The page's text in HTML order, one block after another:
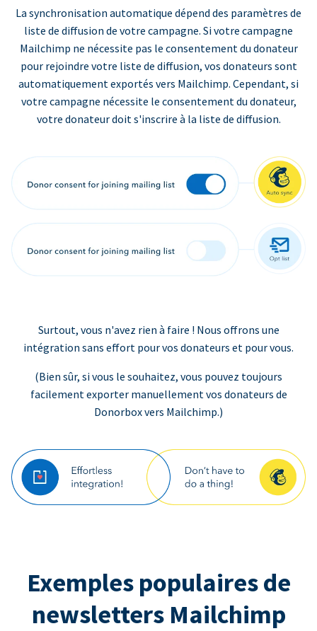
La synchronisation automatique dépend des paramètres de
liste de diffusion de votre campagne. Si votre campagne
Mailchimp ne nécessite pas le consentement du donateur
pour rejoindre votre liste de diffusion, vos donateurs sont
automatiquement exportés vers Mailchimp. Cependant, si
votre campagne nécessite le consentement du donateur,
votre donateur doit s'inscrire à la liste de diffusion.
Surtout, vous n'avez rien à faire ! Nous offrons une
intégration sans effort pour vos donateurs et pour vous.
(Bien sûr, si vous le souhaitez, vous pouvez toujours
facilement exporter manuellement vos donateurs de
Donorbox vers Mailchimp.)
Exemples populaires de
newsletters Mailchimp